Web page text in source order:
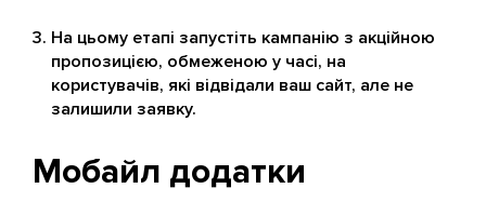
На цьому етапі запустіть кампанію з акційною
пропозицією, обмеженою у часі, на
користувачів, які відвідали ваш сайт, але не
залишили заявку.
Мобайл додатки